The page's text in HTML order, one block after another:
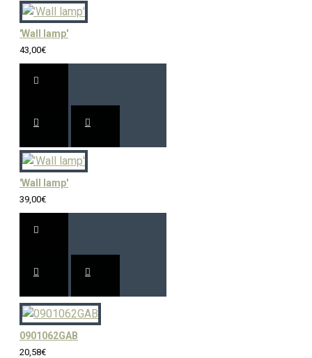
'Wall lamp'
43,00€
'Wall lamp'
39,00€
0901062GAB
20,58€